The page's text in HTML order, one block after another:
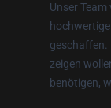
Unser
geschaffen.
zeigen
benötigen,